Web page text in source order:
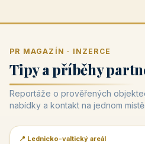
PR MAGAZÍN · INZERCE
Tipy a příběhy
Reportáže o prověřených
nabídky a kontakt na jednom místě.
📰 PR článek
📍 Lednicko-valtický areál